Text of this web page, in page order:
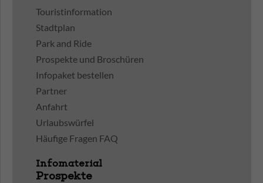
Touristinformation
Stadtplan
Park and Ride
Prospekte und Broschüren
Infopaket bestellen
Partner
Anfahrt
Urlaubswürfel
Häufige Fragen FAQ
Infomaterial
Prospekte